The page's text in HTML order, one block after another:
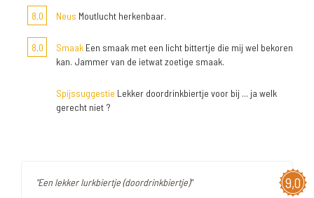
8,0 Neus Moutlucht herkenbaar.
8,0 Smaak Een smaak met een licht bittertje die mij wel bekoren
kan. Jammer van de ietwat zoetige smaak.
Spijssuggestie Lekker doordrinkbiertje voor bij ... ja welk
gerecht niet ?
9,0
"Een lekker lurkbiertje (doordrinkbiertje)"